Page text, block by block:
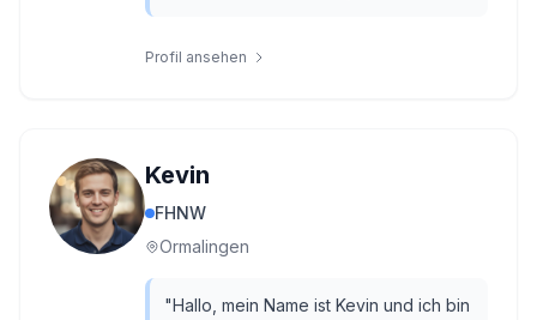
Profil ansehen
Kevin
FHNW
Ormalingen
"Hallo, mein Name ist Kevin und ich bin